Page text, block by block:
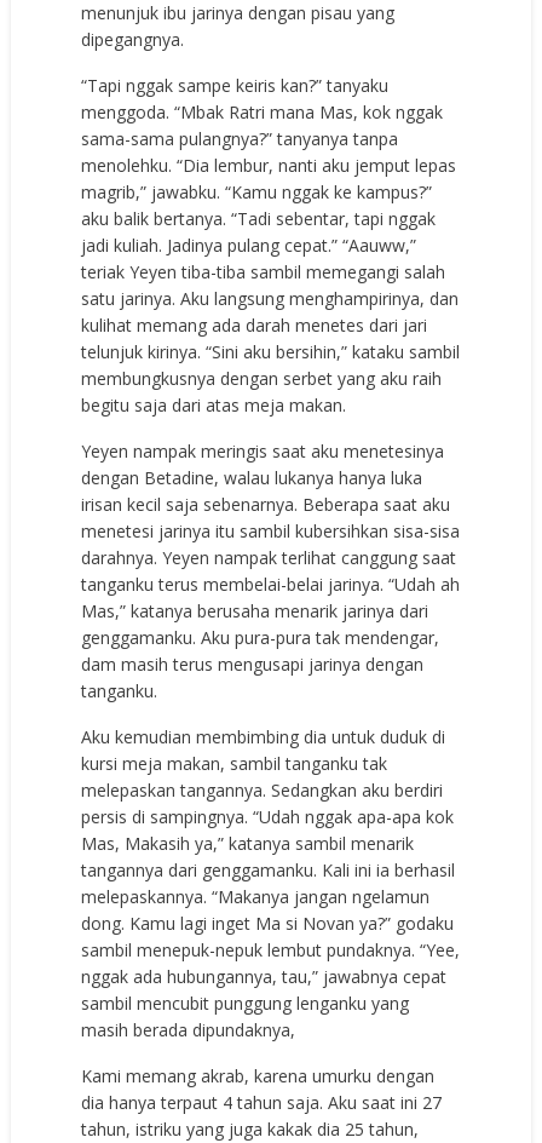
menunjuk ibu jarinya dengan pisau yang
dipegangnya.
“Tapi nggak sampe keiris kan?” tanyaku
menggoda. “Mbak Ratri mana Mas, kok nggak
sama-sama pulangnya?” tanyanya tanpa
menolehku. “Dia lembur, nanti aku jemput lepas
magrib,” jawabku. “Kamu nggak ke kampus?”
aku balik bertanya. “Tadi sebentar, tapi nggak
jadi kuliah. Jadinya pulang cepat.” “Aauww,”
teriak Yeyen tiba-tiba sambil memegangi salah
satu jarinya. Aku langsung menghampirinya, dan
kulihat memang ada darah menetes dari jari
telunjuk kirinya. “Sini aku bersihin,” kataku sambil
membungkusnya dengan serbet yang aku raih
begitu saja dari atas meja makan.
Yeyen nampak meringis saat aku menetesinya
dengan Betadine, walau lukanya hanya luka
irisan kecil saja sebenarnya. Beberapa saat aku
menetesi jarinya itu sambil kubersihkan sisa-sisa
darahnya. Yeyen nampak terlihat canggung saat
tanganku terus membelai-belai jarinya. “Udah ah
Mas,” katanya berusaha menarik jarinya dari
genggamanku. Aku pura-pura tak mendengar,
dam masih terus mengusapi jarinya dengan
tanganku.
Aku kemudian membimbing dia untuk duduk di
kursi meja makan, sambil tanganku tak
melepaskan tangannya. Sedangkan aku berdiri
persis di sampingnya. “Udah nggak apa-apa kok
Mas, Makasih ya,” katanya sambil menarik
tangannya dari genggamanku. Kali ini ia berhasil
melepaskannya. “Makanya jangan ngelamun
dong. Kamu lagi inget Ma si Novan ya?” godaku
sambil menepuk-nepuk lembut pundaknya. “Yee,
nggak ada hubungannya, tau,” jawabnya cepat
sambil mencubit punggung lenganku yang
masih berada dipundaknya,
Kami memang akrab, karena umurku dengan
dia hanya terpaut 4 tahun saja. Aku saat ini 27
tahun, istriku yang juga kakak dia 25 tahun,